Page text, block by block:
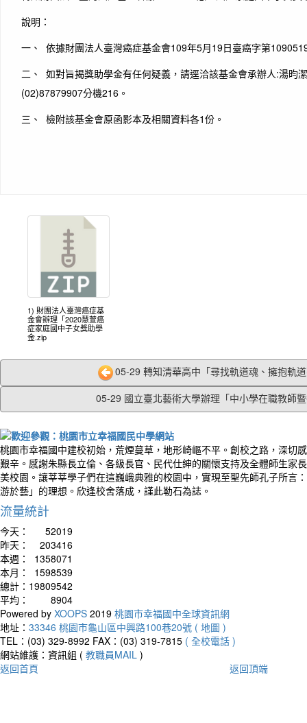
說明：
一、 依據財團法人臺灣癌症基金會109年5月19日臺癌字第
二、 如對旨揭獎助學金有任何疑義，請逕洽該基金會承辦人:湯昀
(02)87879907分機216。
三、 檢附該基金會原函影本及相關資料各1份。
1) 財團法人臺灣癌症基
金會辦理「2020慧萱癌
症家庭國中子女獎助學
金.zip
05-29 轉知清華高中「尋找軌道魂、擁抱軌
05-29 國立臺北藝術大學辦理「中小學在職教師
桃園市幸福國中建校初始，荒煙蔓草，地形崎嶇不平。創校之路，深切
艱辛。感謝朱縣長立倫、各級長官、民代仕紳的關懷支持及全體師生家
美校園。讓莘莘學子們在這巍峨典雅的校園中，實現至聖先師孔子所言
游於藝」的理想。欣逢校舍落成，謹此勒石為誌。
流量統計
今天：
52019
昨天：
203416
本週：
1358071
本月：
1598539
總計： 19809542
平均：
8904
Powered by XOOPS 2019 桃園市幸福國中全球資訊網
地址： 33346 桃園市龜山區中興路100巷20號 ( 地圖 )
TEL：(03) 329-8992 FAX：(03) 319-7815 ( 全校電話 )
網站維護：資訊組 ( 教職員MAIL )
返回首頁
返回頂端